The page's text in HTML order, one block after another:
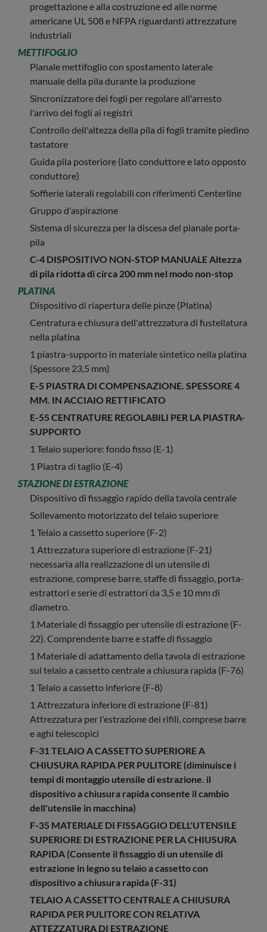
progettazione e alla costruzione ed alle norme
americane UL 508 e NFPA riguardanti attrezzature
industriali
METTIFOGLIO
Pianale mettifoglio con spostamento laterale
manuale della pila durante la produzione
Sincronizzatore dei fogli per regolare all'arresto
l'arrivo dei fogli ai registri
Controllo dell'altezza della pila di fogli tramite piedino
tastatore
Guida pila posteriore (lato conduttore e lato opposto
conduttore)
Soffierie laterali regolabili con riferimenti Centerline
Gruppo d'aspirazione
Sistema di sicurezza per la discesa del pianale porta-
pila
C-4 DISPOSITIVO NON-STOP MANUALE Altezza
di pila ridotta di circa 200 mm nel modo non-stop
PLATINA
Dispositivo di riapertura delle pinze (Platina)
Centratura e chiusura dell'attrezzatura di fustellatura
nella platina
1 piastra-supporto in materiale sintetico nella platina
(Spessore 23,5 mm)
E-5 PIASTRA DI COMPENSAZIONE. SPESSORE 4
MM. IN ACCIAIO RETTIFICATO
E-55 CENTRATURE REGOLABILI PER LA PIASTRA-
SUPPORTO
1 Telaio superiore: fondo fisso (E-1)
1 Piastra di taglio (E-4)
STAZIONE DI ESTRAZIONE
Dispositivo di fissaggio rapido della tavola centrale
Sollevamento motorizzato del telaio superiore
1 Telaio a cassetto superiore (F-2)
1 Attrezzatura superiore di estrazione (F-21)
necessaria alla realizzazione di un utensile di
estrazione, comprese barre, staffe di fissaggio, porta-
estrattori e serie di estrattori da 3,5 e 10 mm di
diametro.
1 Materiale di fissaggio per utensile di estrazione (F-
22). Comprendente barre e staffe di fissaggio
1 Materiale di adattamento della tavola di estrazione
sul telaio a cassetto centrale a chiusura rapida (F-76)
1 Telaio a cassetto inferiore (F-8)
1 Attrezzatura inferiore di estrazione (F-81)
Attrezzatura per l'estrazione dei rifili, comprese barre
e aghi telescopici
F-31 TELAIO A CASSETTO SUPERIORE A
CHIUSURA RAPIDA PER PULITORE (diminuisce i
tempi di montaggio utensile di estrazione. il
dispositivo a chiusura rapida consente il cambio
dell'utensile in macchina)
F-35 MATERIALE DI FISSAGGIO DELL'UTENSILE
SUPERIORE DI ESTRAZIONE PER LA CHIUSURA
RAPIDA (Consente il fissaggio di un utensile di
estrazione in legno su telaio a cassetto con
dispositivo a chiusura rapida (F-31)
TELAIO A CASSETTO CENTRALE A CHIUSURA
RAPIDA PER PULITORE CON RELATIVA
ATTEZZATURA DI ESTRAZIONE